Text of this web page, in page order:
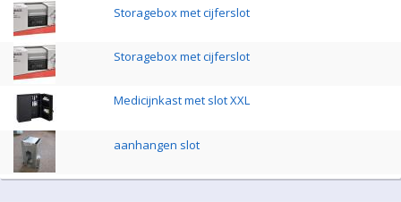
Storagebox met cijferslot
Storagebox met cijferslot
Medicijnkast met slot XXL
aanhangen slot